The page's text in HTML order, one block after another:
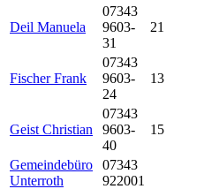
Deil Manuela
07343
9603-
31
21
Fischer Frank
07343
9603-
24
13
Geist Christian
07343
9603-
40
15
Gemeindebüro
Unterroth
07343
922001